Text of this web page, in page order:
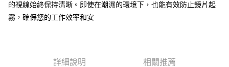
的視線始終保持清晰。即使在潮濕的環境下，也能有效防止鏡片起
霧，確保您的工作效率和安
詳細說明 相關推薦